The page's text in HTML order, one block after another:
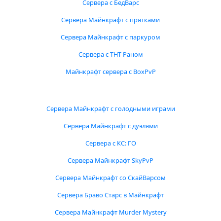
Сервера с БедВарс
Сервера Майнкрафт с прятками
Сервера Майнкрафт с паркуром
Сервера с ТНТ Раном
Майнкрафт сервера с BoxPvP
Сервера Майнкрафт с голодными играми
Сервера Майнкрафт с дуэлями
Сервера с КС: ГО
Сервера Майнкрафт SkyPvP
Сервера Майнкрафт со СкайВарсом
Сервера Браво Старс в Майнкрафт
Сервера Майнкрафт Murder Mystery